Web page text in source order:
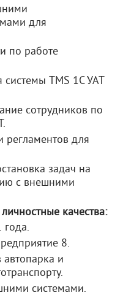
для
по работе
системы TMS 1С УАТ
сотрудников по
регламентов для
задач на
с внешними
качества:
года.
8.
и
системами.